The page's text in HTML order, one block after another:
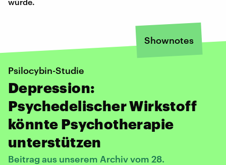
Shownotes
Psilocybin-Studie
Depression:
Psychedelischer Wirkstoff
könnte Psychotherapie
unterstützen
Beitrag aus unserem Archiv vom 28.